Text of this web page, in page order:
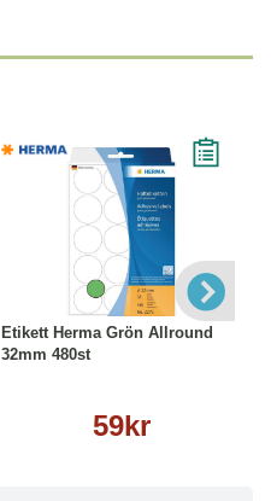
Etikett Herma Grön Allround
32mm 480st
59kr
Köp Läs mer